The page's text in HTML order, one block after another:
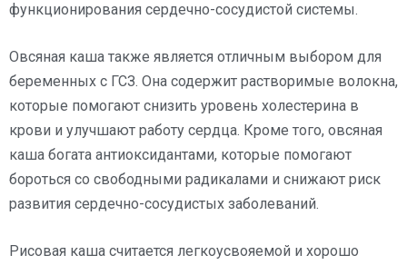
функционирования сердечно-сосудистой системы.
Овсяная каша также является отличным выбором для
беременных с ГСЗ. Она содержит растворимые волокна,
которые помогают снизить уровень холестерина в
крови и улучшают работу сердца. Кроме того, овсяная
каша богата антиоксидантами, которые помогают
бороться со свободными радикалами и снижают риск
развития сердечно-сосудистых заболеваний.
Рисовая каша считается легкоусвояемой и хорошо